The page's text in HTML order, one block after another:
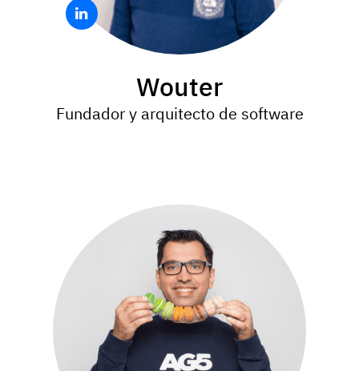
Wouter
Fundador y arquitecto de software